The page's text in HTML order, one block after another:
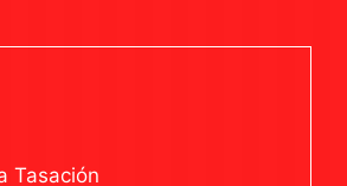
Tasación